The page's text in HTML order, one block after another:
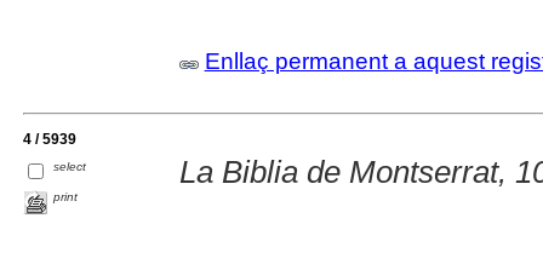
Enllaç permanent a aquest
4 / 5939
select
print
La Biblia de Montserrat,